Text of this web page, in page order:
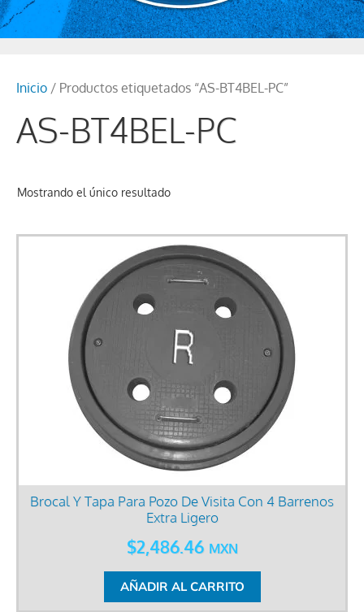
Inicio / Productos etiquetados “AS-BT4BEL-PC”
AS-BT4BEL-PC
Mostrando el único resultado
Brocal Y Tapa Para Pozo De Visita Con 4 Barrenos
Extra Ligero
$2,486.46 MXN
AÑADIR AL CARRITO